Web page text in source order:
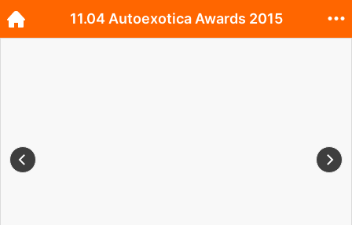
11.04 Autoexotica Awards 2015